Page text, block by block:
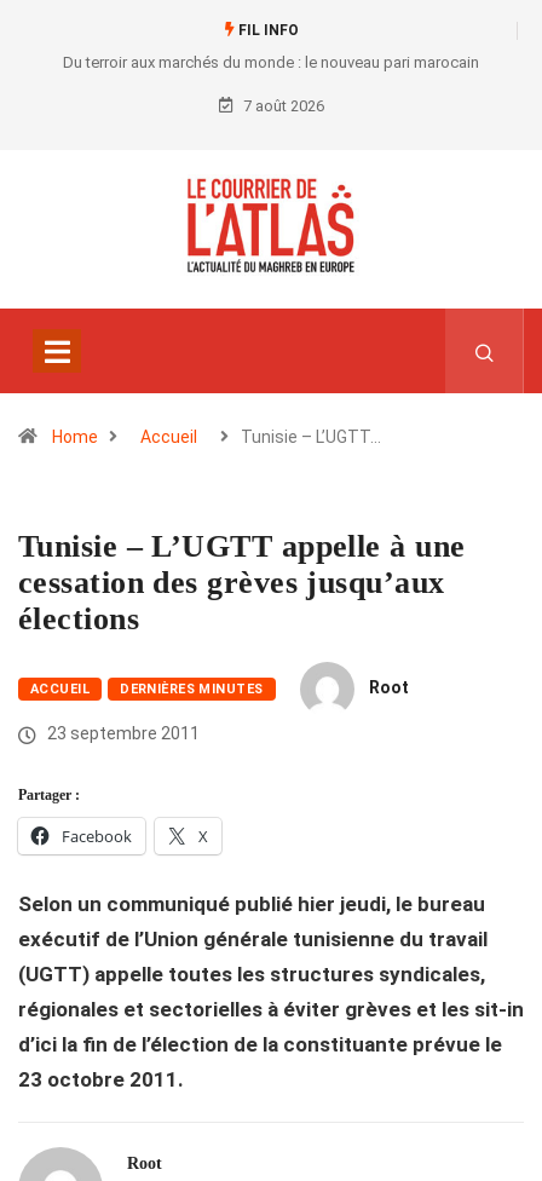
FIL INFO
Du terroir aux marchés du monde : le nouveau pari marocain
7 août 2026
Home Accueil Tunisie – L’UGTT…
Tunisie – L’UGTT appelle à une
cessation des grèves jusqu’aux
élections
ACCUEIL DERNIÈRES MINUTES Root
23 septembre 2011
Partager :
Facebook X
Selon un communiqué publié hier jeudi, le bureau
exécutif de l’Union générale tunisienne du travail
(UGTT) appelle toutes les structures syndicales,
régionales et sectorielles à éviter grèves et les sit-in
d’ici la fin de l’élection de la constituante prévue le
23 octobre 2011.
Root